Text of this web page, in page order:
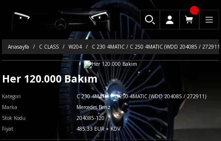
Anasayfa C CLASS W204 C 230 4MATIC / C 250 4MATIC (WDD 204085 / 272911)
Her 120.000 Bakım
Kategori
C 230 4MATIC / C 250 4MATIC (WDD 204085 / 272911)
Marka
Mercedes Benz
Stok Kodu
204085-120
Fiyat
485,33 EUR + KDV